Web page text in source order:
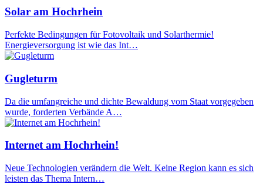
Solar am Hochrhein
Perfekte Bedingungen für Fotovoltaik und Solarthermie!
Energieversorgung ist wie das Int…
Gugleturm
Da die umfangreiche und dichte Bewaldung vom Staat vorgegeben
wurde, forderten Verbände A…
Internet am Hochrhein!
Neue Technologien verändern die Welt. Keine Region kann es sich
leisten das Thema Intern…